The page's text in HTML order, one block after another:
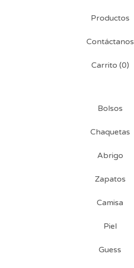
Productos
Contáctanos
Carrito (0)
Bolsos
Chaquetas
Abrigo
Zapatos
Camisa
Piel
Guess